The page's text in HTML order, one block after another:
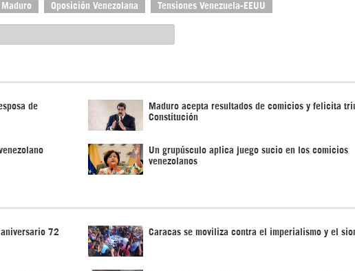
Maduro Oposición Venezolana Tensiones Venezuela-EEUU
de Maduro acepta resultados de comicios y felicita
Constitución
Un grupúsculo aplica juego sucio en los comicios
venezolanos
aniversario 72 Caracas se moviliza contra el imperialismo y el